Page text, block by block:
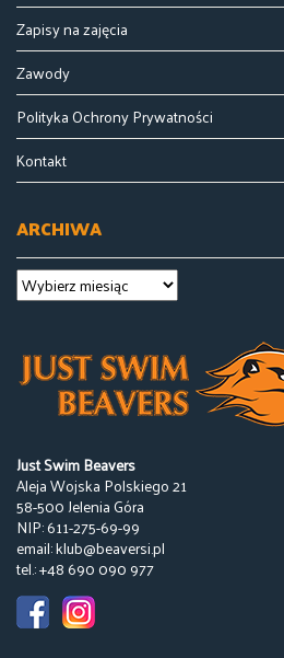
Zapisy na zajęcia
Zawody
Polityka Ochrony Prywatności
Kontakt
ARCHIWA
Just Swim Beavers
Aleja Wojska Polskiego 21
58-500 Jelenia Góra
NIP: 611-275-69-99
email: klub@beaversi.pl
tel.: +48 690 090 977